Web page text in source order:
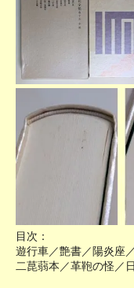
目次：
遊行車／艶書／陽炎座
二菎蒻本／革鞄の怪／